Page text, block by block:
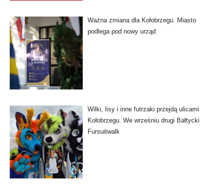
Ważna zmiana dla Kołobrzegu. Miasto
podlega pod nowy urząd
Wilki, lisy i inne futrzaki przejdą ulicami
Kołobrzegu. We wrześniu drugi Bałtycki
Fursuitwalk